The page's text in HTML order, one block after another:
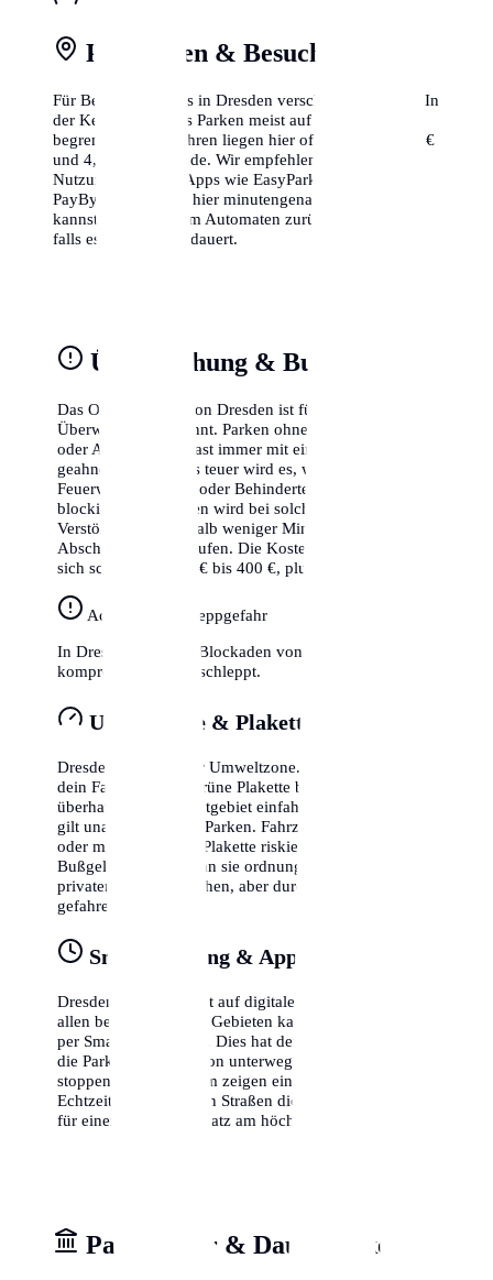
Parkzonen & Besuchsparken
Für Besucher gibt es in Dresden verschiedene Zonen. In
der Kernstadt ist das Parken meist auf 2-3 Stunden
begrenzt. Die Gebühren liegen hier oft zwischen 1,50 €
und 4,00 € pro Stunde. Wir empfehlen dringend die
Nutzung von Park-Apps wie EasyPark oder
PayByPhone, da du hier minutengenau abrechnen
kannst und nicht zum Automaten zurücklaufen musst,
falls es doch länger dauert.
Überwachung & Bußgelder
Das Ordnungsamt von Dresden ist für seine strikte
Überwachung bekannt. Parken ohne gültigen Schein
oder Ausweis wird fast immer mit einem Knöllchen
geahndet. Besonders teuer wird es, wenn du Radwege,
Feuerwehrzufahrten oder Behindertenparkplätze
blockierst. In Dresden wird bei solchen schweren
Verstößen oft innerhalb weniger Minuten der
Abschleppdienst gerufen. Die Kosten hierfür belaufen
sich schnell auf 250 € bis 400 €, plus das Bußgeld.
Achtung Abschleppgefahr
In Dresden wird bei Blockaden von Rettungswegen
kompromisslos abgeschleppt.
Umweltzone & Plakette
Dresden liegt in einer Umweltzone. Das bedeutet, dass
dein Fahrzeug eine grüne Plakette benötigt, um
überhaupt in das Stadtgebiet einfahren zu dürfen. Dies
gilt unabhängig vom Parken. Fahrzeuge ohne Plakette
oder mit gelber/roter Plakette riskieren hohe
Bußgelder, selbst wenn sie ordnungsgemäß auf einem
privaten Parkplatz stehen, aber durch die Zone
gefahren sind.
Smart Parking & Apps
Dresden setzt verstärkt auf digitale Lösungen. In fast
allen bewirtschafteten Gebieten kannst du dein Ticket
per Smartphone lösen. Dies hat den Vorteil, dass du
die Parkzeit flexibel von unterwegs verlängern oder
stoppen kannst. Zudem zeigen einige Apps bereits in
Echtzeit an, in welchen Straßen die Wahrscheinlichkeit
für einen freien Parkplatz am höchsten ist.
Parkhäuser & Dauerparken